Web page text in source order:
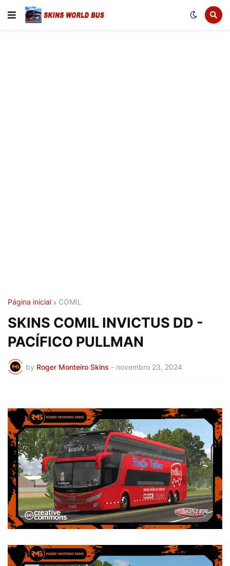
Página inicial COMIL
SKINS COMIL INVICTUS DD -
PACÍFICO PULLMAN
by Roger Monteiro Skins - novembro 23, 2024